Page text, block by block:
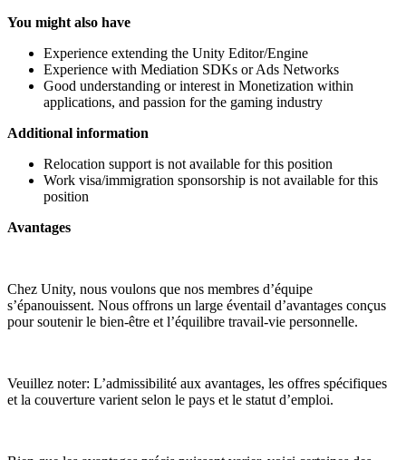
You might also have
Experience extending the Unity Editor/Engine
Experience with Mediation SDKs or Ads Networks
Good understanding or interest in Monetization within
applications, and passion for the gaming industry
Additional information
Relocation support is not available for this position
Work visa/immigration sponsorship is not available for this
position
Avantages
Chez Unity, nous voulons que nos membres d’équipe
s’épanouissent. Nous offrons un large éventail d’avantages conçus
pour soutenir le bien-être et l’équilibre travail-vie personnelle.
Veuillez noter: L’admissibilité aux avantages, les offres spécifiques
et la couverture varient selon le pays et le statut d’emploi.